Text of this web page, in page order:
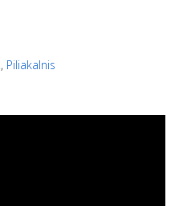
, Piliakalnis